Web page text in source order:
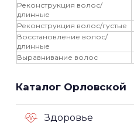
Реконструкция волос/
длинные
Реконструкция волос/густые
Восстановление волос/
длинные
Выравнивание волос
Каталог Орловской
Здоровье